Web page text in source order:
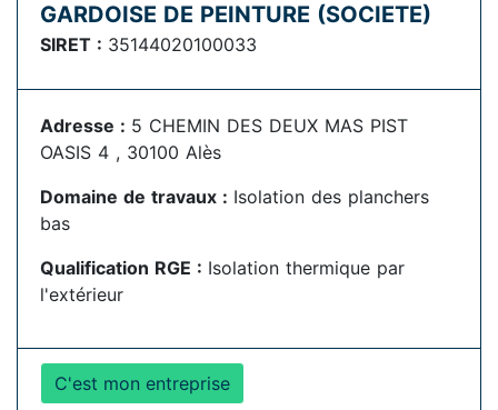
GARDOISE DE PEINTURE (SOCIETE)
SIRET : 35144020100033
Adresse : 5 CHEMIN DES DEUX MAS PIST
OASIS 4 , 30100 Alès
Domaine de travaux : Isolation des planchers
bas
Qualification RGE : Isolation thermique par
l'extérieur
C'est mon entreprise